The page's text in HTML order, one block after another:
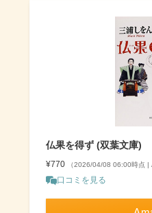
仏果を得ず (双葉文庫)
¥770 （2026/04/08 06:00時点 |
口コミを見る